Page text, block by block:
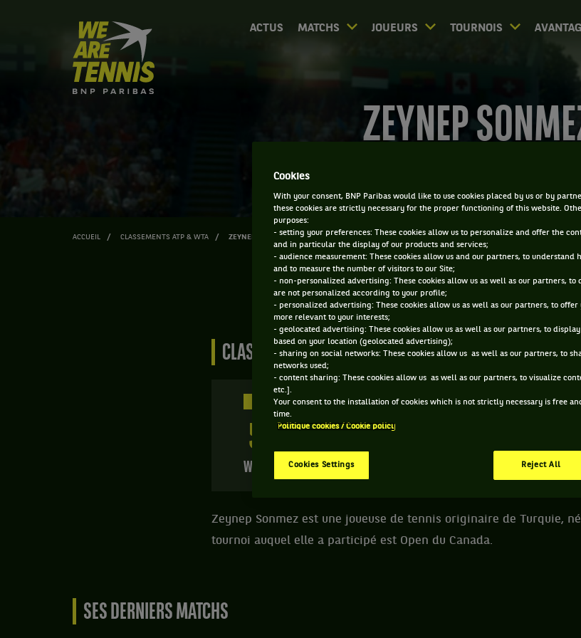
We
are
Tennis
by
BNP
ACTUS MATCHS JOUEURS TOURNOIS
ZEYNEP
ACCUEIL CLASSEMENTS ATP & WTA ZEYNEP SONMEZ
CLASSEMENT DE ZEYNEP SONMEZ ET INFORMATIONS DE
1077 PTS
52 ÈME
WTA SIMPLE
315 PTS
265 30/04/2002
Zeynep Sonmez est une joueuse de tennis originaire de Turquie,
tournoi auquel elle a participé est Open du Canada.
SES DERNIERS MATCHS
Cookies
With your consent, BNP Paribas would like to use cookies placed by us or by
these cookies are strictly necessary for the proper functioning of this website.
purposes:
- setting your preferences: These cookies allow us to personalize and offer the
and in particular the display of our products and services;
- audience measurement: These cookies allow us and our partners, to understand
and to measure the number of visitors to our Site;
- non-personalized advertising: These cookies allow us as well as our partners, to
are not personalized according to your profile;
- personalized advertising: These cookies allow us as well as our partners, to
more relevant to your interests;
- geolocated advertising: These cookies allow us as well as our partners, to
based on your location (geolocated advertising);
- sharing on social networks: These cookies allow us as well as our partners, to
networks used;
- content sharing: These cookies allow us as well as our partners, to visualize
etc.].
Your consent to the installation of cookies which is not strictly necessary is free
time.
Politique cookies / Cookie policy
Cookies Settings Reject All